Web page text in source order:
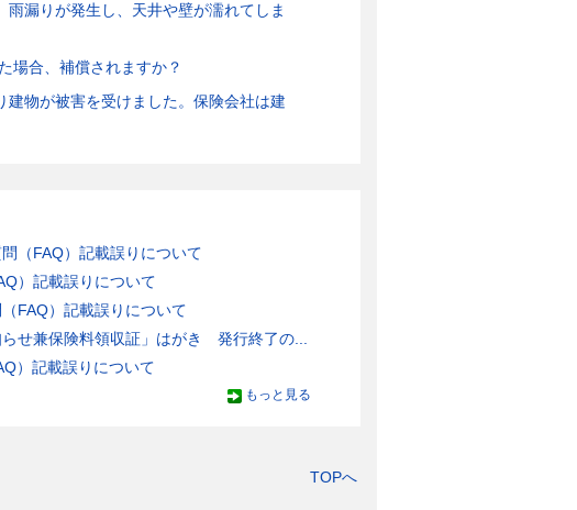
雨漏りが発生し、天井や壁が濡れてしま
場合、補償されますか？
建物が被害を受けました。保険会社は建
（FAQ）記載誤りについて
）記載誤りについて
FAQ）記載誤りについて
せ兼保険料領収証」はがき 発行終了の...
）記載誤りについて
もっと見る
TOPへ